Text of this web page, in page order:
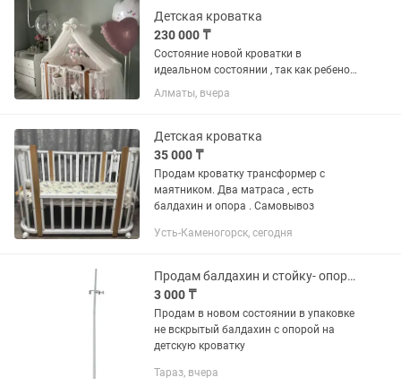
Детская кроватка
230 000 ₸
Состояние новой кроватки в
идеальном состоянии , так как ребенок
в ней не спал с рождения , так как у нас
кочевой образ жизни) ребенок в
кровати. трансфорормируется в...
Алматы, вчера
Детская кроватка
35 000 ₸
Продам кроватку трансформер с
маятником. Два матраса , есть
балдахин и опора . Самовывоз
Усть-Каменогорск, сегодня
Продам балдахин и стойку- опору для детской кроватки- манежи
3 000 ₸
Продам в новом состоянии в упаковке
не вскрытый балдахин с опорой на
детскую кроватку
Тараз, вчера